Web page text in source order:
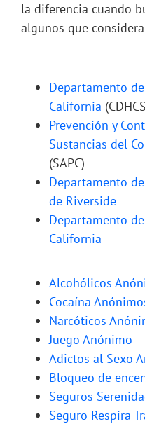
la diferencia cuando
algunos que
Departamento
California
Prevención y
Sustancias del
(SAPC)
Departamento
de Riverside
Departamento
California
Alcohólicos
Cocaína
Narcóticos
Juego Anónimo
Adictos al Sexo
Bloqueo de
Seguros
Seguro Respira